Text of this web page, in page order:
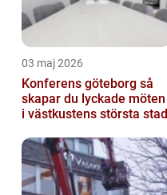
03 maj 2026
Konferens göteborg så
skapar du lyckade möten
i västkustens största stad